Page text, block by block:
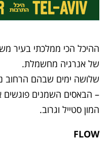
ההיכל הכי ממלכתי בעיר
של אנרגיה מחשמלת.
שלושה ימים שבהם הרחוב
– הבאסים השמנים פוגשים
המון סטייל וגרוב.
FLOW